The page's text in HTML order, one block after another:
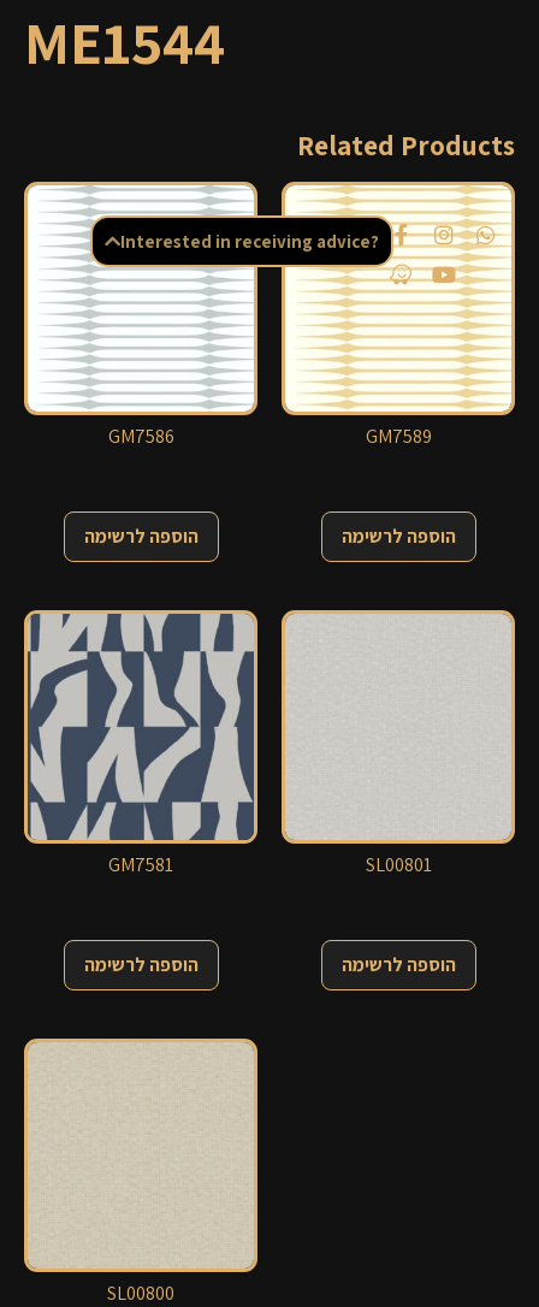
ME1544
Related Products
GM7586
הוספה לרשימה
GM7589
הוספה לרשימה
GM7581
הוספה לרשימה
SL00801
הוספה לרשימה
SL00800
Interested in receiving advice?